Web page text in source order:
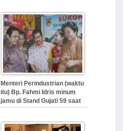
Menteri Perindustrian (waktu
itu) Bp. Fahmi Idris minum
jamu di Stand Gujati 59 saat
pameran di Kementerian
Sukoharjo